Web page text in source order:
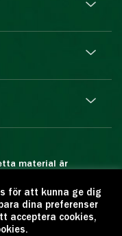
material är
är förbjuden.
källan:
utgivare:
för att kunna ge dig
dina preferenser
acceptera cookies,